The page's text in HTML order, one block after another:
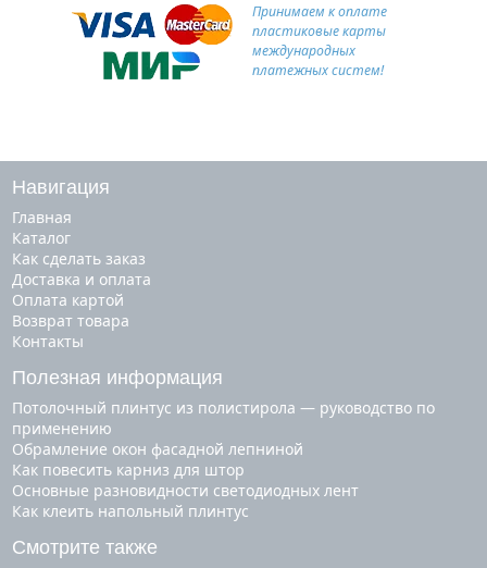
Принимаем к оплате
пластиковые карты
международных
платежных систем!
Навигация
Главная
Каталог
Как сделать заказ
Доставка и оплата
Оплата картой
Возврат товара
Контакты
Полезная информация
Потолочный плинтус из полистирола — руководство по
применению
Обрамление окон фасадной лепниной
Как повесить карниз для штор
Основные разновидности светодиодных лент
Как клеить напольный плинтус
Смотрите также